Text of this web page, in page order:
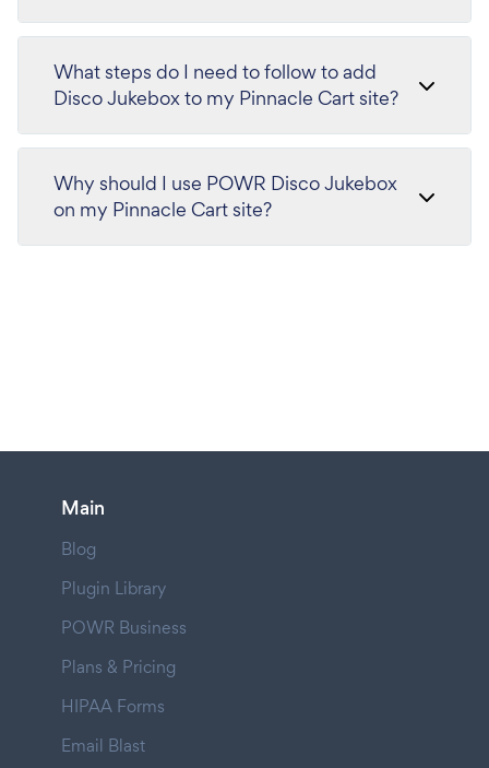
What steps do I need to follow to add
Disco Jukebox to my Pinnacle Cart site?
Why should I use POWR Disco Jukebox
on my Pinnacle Cart site?
Main
Blog
Plugin Library
POWR Business
Plans & Pricing
HIPAA Forms
Email Blast